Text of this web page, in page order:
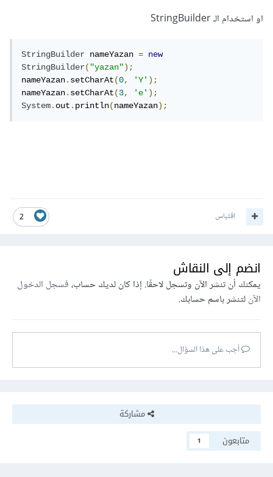
او استخدام الـ StringBuilder
StringBuilder nameYazan =
new
StringBuilder("yazan");
nameYazan.setCharAt(0, 'Y');
nameYazan.setCharAt(3, 'e');
System.out.println(nameYazan);
2 اقتباس
انضم إلى النقاش
يمكنك أن تنشر الآن وتسجل لاحقًا. إذا كان لديك حساب،فسجل الدخول
الآنلتنشر باسم حسابك.
أجب على هذا السؤال...
مشاركة
متابعون
1